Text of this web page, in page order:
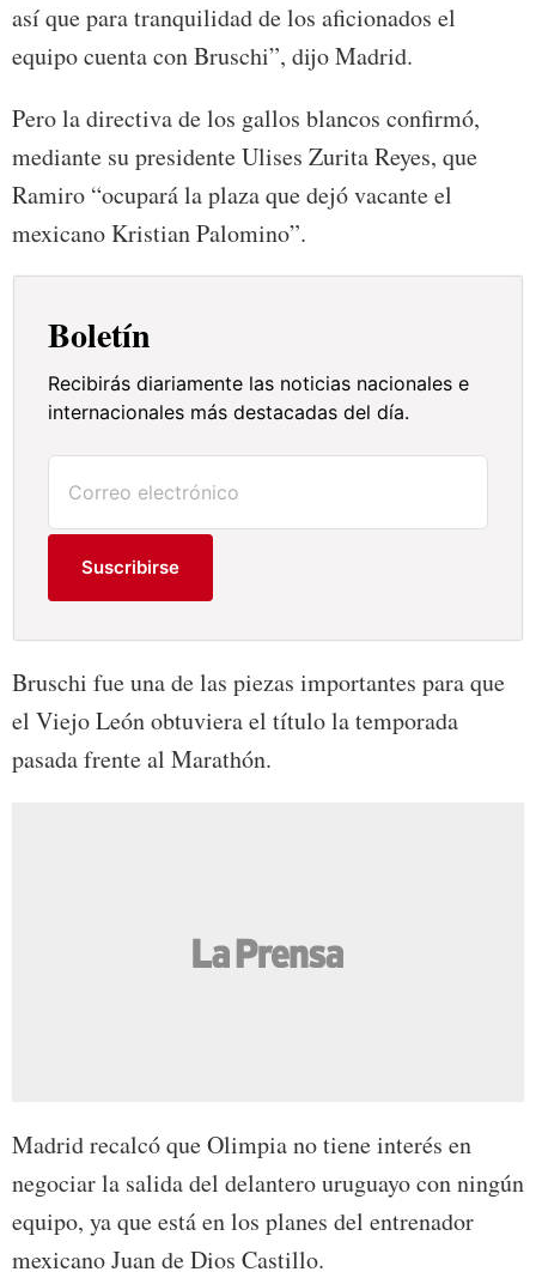
así que para tranquilidad de los aficionados el
equipo cuenta con Bruschi”, dijo Madrid.
Pero la directiva de los gallos blancos confirmó,
mediante su presidente Ulises Zurita Reyes, que
Ramiro “ocupará la plaza que dejó vacante el
mexicano Kristian Palomino”.
Boletín
Recibirás diariamente las noticias nacionales e
internacionales más destacadas del día.
Suscribirse
Bruschi fue una de las piezas importantes para que
el Viejo León obtuviera el título la temporada
pasada frente al Marathón.
Madrid recalcó que Olimpia no tiene interés en
negociar la salida del delantero uruguayo con ningún
equipo, ya que está en los planes del entrenador
mexicano Juan de Dios Castillo.